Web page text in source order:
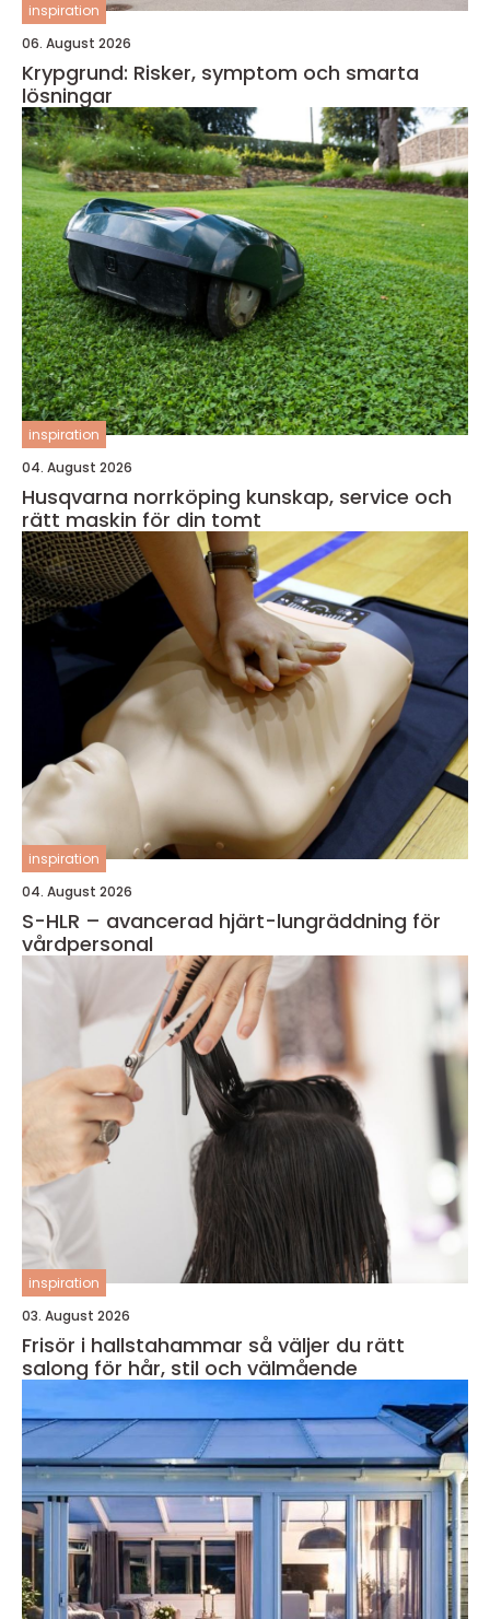
inspiration
06. August 2026
Krypgrund: Risker, symptom och smarta
lösningar
inspiration
04. August 2026
Husqvarna norrköping kunskap, service och
rätt maskin för din tomt
inspiration
04. August 2026
S-HLR – avancerad hjärt-lungräddning för
vårdpersonal
inspiration
03. August 2026
Frisör i hallstahammar så väljer du rätt
salong för hår, stil och välmående